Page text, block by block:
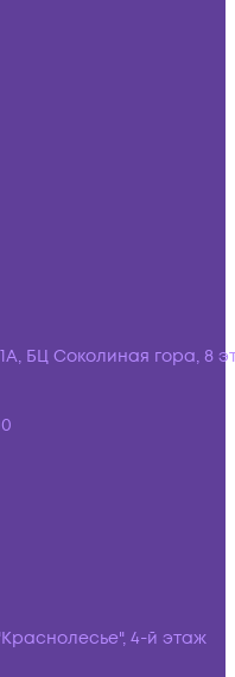
БЦ Соколиная гора, 8
4-й этаж